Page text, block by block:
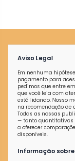
Aviso Legal
Em nenhuma
pagamento para
pedimos que entre
que você leia com
está lidando. Nosso
na recomendação de
Todas as nossas
— tanto quantitativas
a oferecer
disponíveis.
Informação